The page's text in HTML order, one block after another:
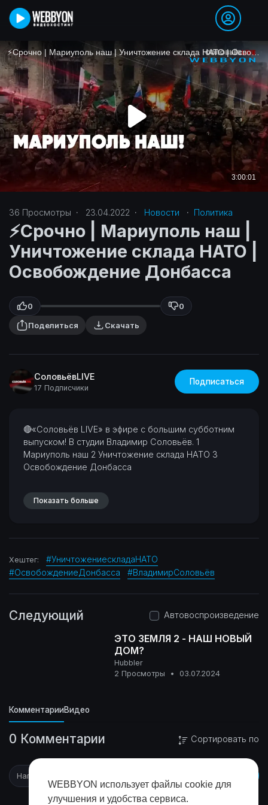
WEBBYON использует файлы cookie для
улучшения и удобства сервиса.
36 Просмотры · 23.04.2022 · Новости · Политика‎
⚡️Срочно | Мариуполь наш |
Уничтожение склада НАТО |
Освобождение Донбасса
0
0
Поделиться
Скачать
СоловьёвLIVE
17 Подписчики
Подписаться
⁣🔴«Соловьёв LIVE» в эфире с большим субботним
выпуском! В студии Владимир Соловьёв. 1
Мариуполь наш 2 Уничтожение склада НАТО 3
Освобождение Донбасса
Показать больше
Хештег:
#УничтожениескладаНАТО
#ОсвобождениеДонбасса
#ВладимирСоловьёв
Следующий Автовоспроизведение
ЭТО ЗЕМЛЯ 2 - НАШ НОВЫЙ
ДОМ?
Hubbler
2 Просмотры
• 03.07.2024
КомментарииВидео
0 Комментарии Сортировать по